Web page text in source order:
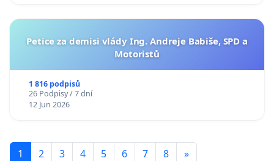
Petice za demisi vlády Ing. Andreje Babiše, SPD a
Motoristů
1 816 podpisů
26 Podpisy / 7 dní
12 Jun 2026
1 2 3 4 5 6 7 8 »